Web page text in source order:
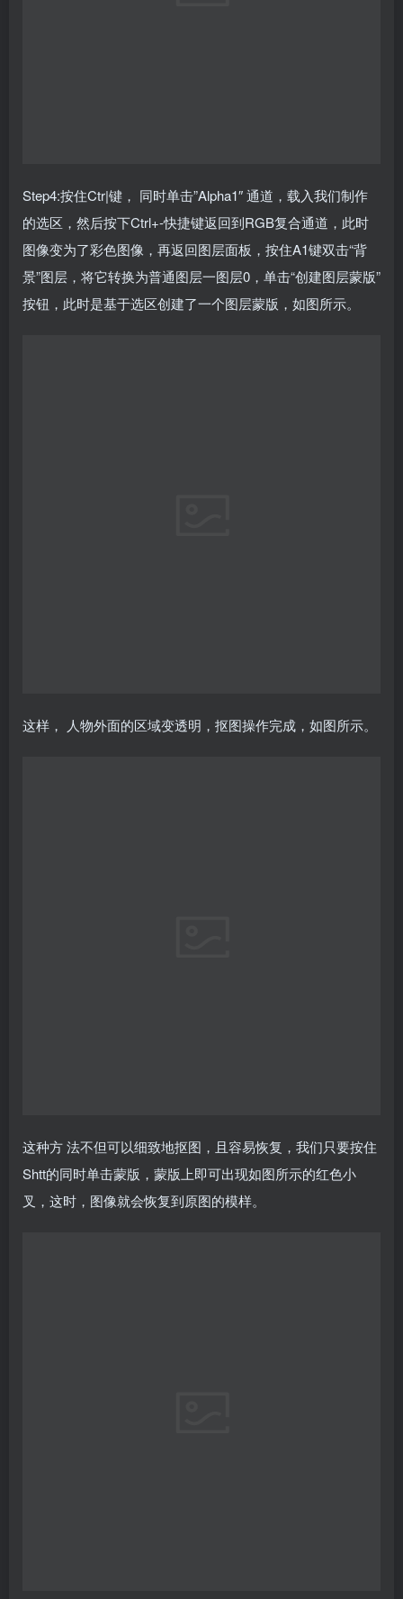
Step4:按住Ctr|键， 同时单击”Alpha1″ 通道，载入我们制作
的选区，然后按下Ctrl+-快捷键返回到RGB复合通道，此时
图像变为了彩色图像，再返回图层面板，按住A1键双击“背
景”图层，将它转换为普通图层一图层0，单击“创建图层蒙版”
按钮，此时是基于选区创建了一个图层蒙版，如图所示。
这样， 人物外面的区域变透明，抠图操作完成，如图所示。
这种方 法不但可以细致地抠图，且容易恢复，我们只要按住
Shtt的同时单击蒙版，蒙版上即可出现如图所示的红色小
叉，这时，图像就会恢复到原图的模样。